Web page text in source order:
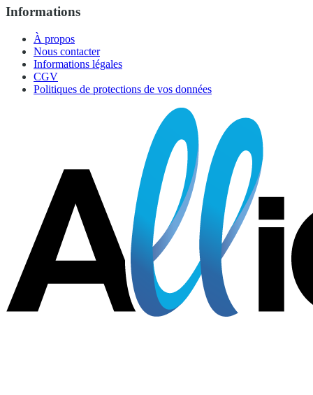
Informations
À propos
Nous contacter
Informations légales
CGV
Politiques de protections de vos données